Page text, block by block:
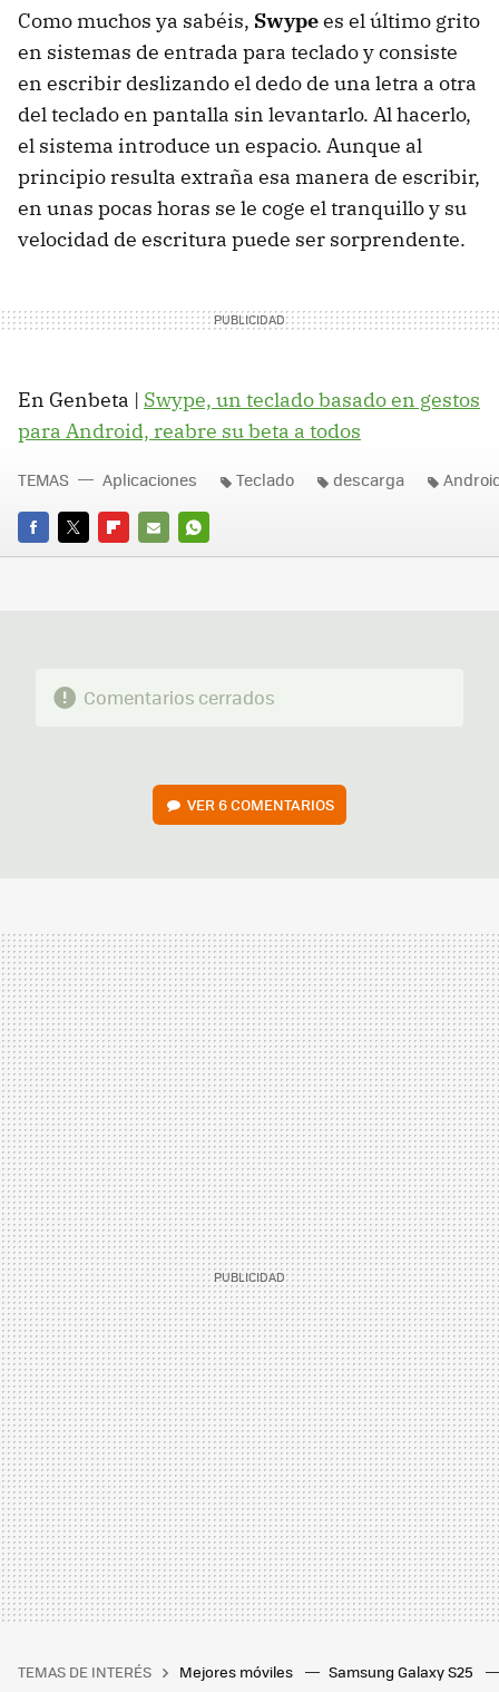
Como muchos ya sabéis, Swypees el último grito
en sistemas de entrada para teclado y consiste
en escribir deslizando el dedo de una letra a otra
del teclado en pantalla sin levantarlo. Al hacerlo,
el sistema introduce un espacio. Aunque al
principio resulta extraña esa manera de escribir,
en unas pocas horas se le coge el tranquillo y su
velocidad de escritura puede ser sorprendente.
En Genbeta | Swype, un teclado basado en gestos
para Android, reabre su beta a todos
FACEBOOK
TWITTERFLIPBOARD
E-
WHATSAPP
TEMAS Aplicaciones Teclado descarga
Comentarios cerrados
VER 6 COMENTARIOS
TEMAS DE INTERÉS Mejores móviles Samsung Galaxy S25